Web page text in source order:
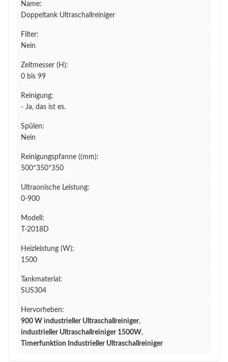
Name:
Doppeltank Ultraschallreiniger
Filter:
Nein
Zeitmesser (H):
0 bis 99
Reinigung:
- Ja, das ist es.
Spülen:
Nein
Reinigungspfanne ((mm):
500*350*350
Ultraonische Leistung:
0-900
Modell:
T-2018D
Heizleistung (W):
1500
Tankmaterial:
SUS304
Hervorheben:
900 W industrieller Ultraschallreiniger,
industrieller Ultraschallreiniger 1500W,
Timerfunktion Industrieller Ultraschallreiniger